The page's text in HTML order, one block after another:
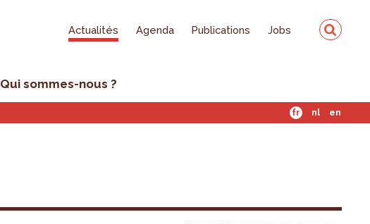
Actualités Agenda Publications Jobs
Qui sommes-nous ?
fr nl en